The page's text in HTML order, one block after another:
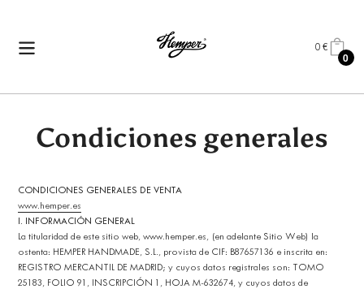
0 €
CARRITO
0
Condiciones generales
CONDICIONES GENERALES DE VENTA
www.hemper.es
I. INFORMACIÓN GENERAL
La titularidad de este sitio web, www.hemper.es, (en adelante Sitio Web) la
ostenta: HEMPER HANDMADE, S.L., provista de CIF: B87657136 e inscrita en:
REGISTRO MERCANTIL DE MADRID; y cuyos datos registrales son: TOMO
25183, FOLIO 91, INSCRIPCIÓN 1, HOJA M-632674, y cuyos datos de